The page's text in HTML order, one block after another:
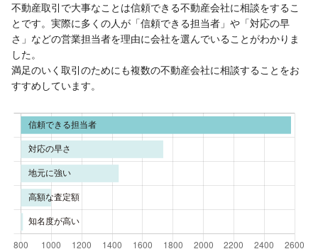
不動産取引で大事なことは信頼できる不動産会社に相談をするこ
とです。実際に多くの人が「信頼できる担当者」や「対応の早
さ」などの営業担当者を理由に会社を選んでいることがわかりま
した。
満足のいく取引のためにも複数の不動産会社に相談することをお
すすめしています。